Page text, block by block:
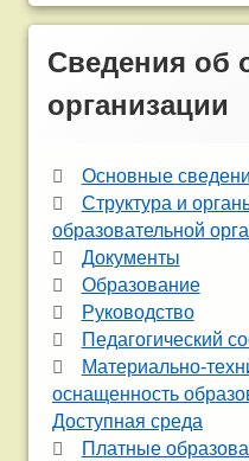
Сведения об
организации
Основные
Структура и
образовательной
Документы
Образование
Руководство
Педагогический
Материально-
оснащенность
Доступная среда
Платные